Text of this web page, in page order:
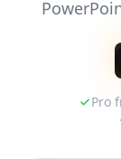
Pro